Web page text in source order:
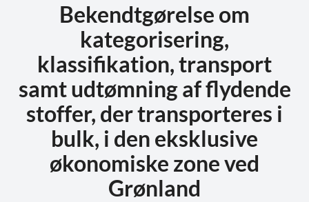
Bekendtgørelse om
kategorisering,
klassifikation, transport
samt udtømning af flydende
stoffer, der transporteres i
bulk, i den eksklusive
økonomiske zone ved
Grønland